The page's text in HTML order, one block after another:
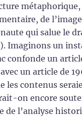
de
qui salue le
Imaginons un
confonde un
un article de
les contenus
on encore
de l’analyse